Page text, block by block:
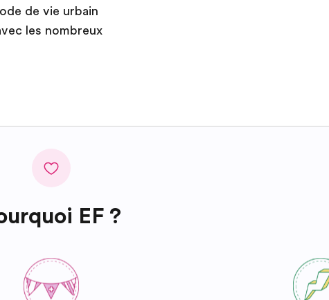
de vie urbain
les nombreux
EF ?